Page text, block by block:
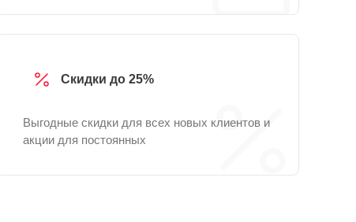
Скидки до 25%
Выгодные скидки для всех новых клиентов и
акции для постоянных